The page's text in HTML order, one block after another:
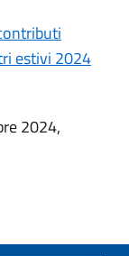
estivi 2024
2024,